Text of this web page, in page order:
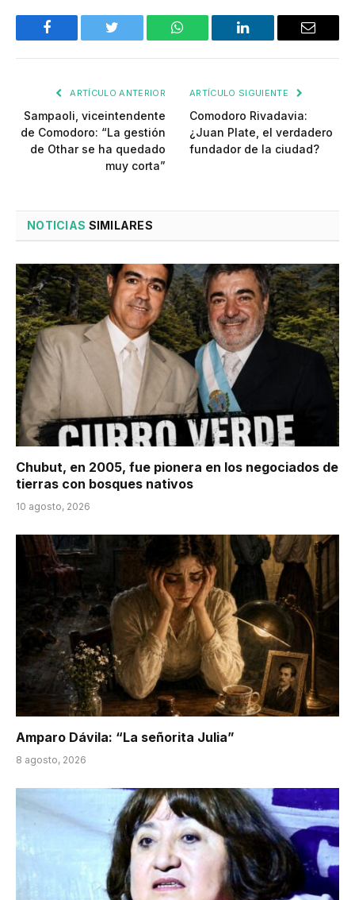
Facebook Twitter WhatsApp LinkedIn Email
ARTÍCULO ANTERIOR
Sampaoli, viceintendente
de Comodoro: “La gestión
de Othar se ha quedado
muy corta”
ARTÍCULO SIGUIENTE
Comodoro Rivadavia:
¿Juan Plate, el verdadero
fundador de la ciudad?
NOTICIAS SIMILARES
Chubut, en 2005, fue pionera en los negociados de
tierras con bosques nativos
10 agosto, 2026
Amparo Dávila: “La señorita Julia”
8 agosto, 2026